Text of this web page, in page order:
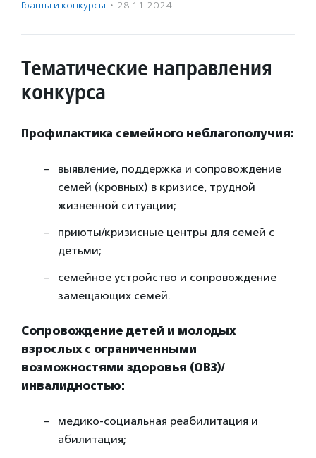
Гранты и конкурсы · 28.11.2024
Тематические направления
конкурса
Профилактика семейного неблагополучия:
выявление, поддержка и сопровождение
семей (кровных) в кризисе, трудной
жизненной ситуации;
приюты/кризисные центры для семей с
детьми;
семейное устройство и сопровождение
замещающих семей.
Сопровождение детей и молодых
взрослых с ограниченными
возможностями здоровья (ОВЗ)/
инвалидностью:
медико-социальная реабилитация и
абилитация;